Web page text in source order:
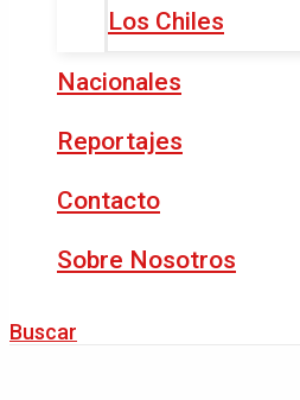
Los Chiles
Nacionales
Reportajes
Contacto
Sobre Nosotros
Buscar